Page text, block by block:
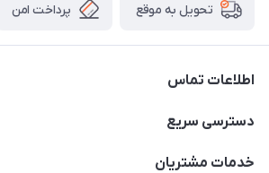
تحویل به موقع پرداخت امن
اطلاعات تماس
09307677708
دسترسی سریع
حساب کاربری
خدمات مشتریان